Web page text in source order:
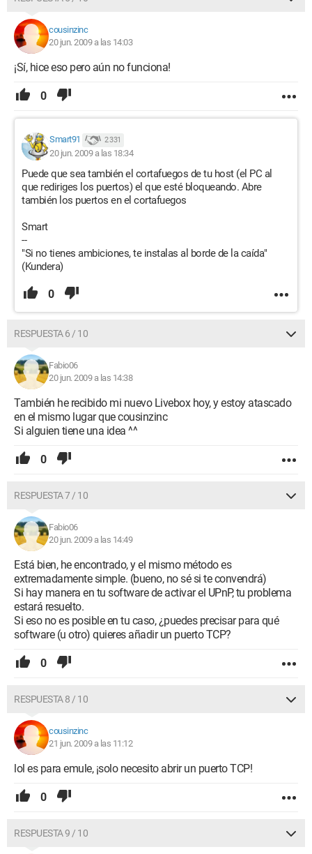
cousinzinc
20 jun. 2009 a las 14:03
¡Sí, hice eso pero aún no funciona!
0
Smart91 2 331
20 jun. 2009 a las 18:34
Puede que sea también el cortafuegos de tu host (el PC al
que rediriges los puertos) el que esté bloqueando. Abre
también los puertos en el cortafuegos
Smart
--
"Si no tienes ambiciones, te instalas al borde de la caída"
(Kundera)
0
RESPUESTA 6 / 10
Fabio06
20 jun. 2009 a las 14:38
También he recibido mi nuevo Livebox hoy, y estoy atascado
en el mismo lugar que cousinzinc
Si alguien tiene una idea ^^
0
RESPUESTA 7 / 10
Fabio06
20 jun. 2009 a las 14:49
Está bien, he encontrado, y el mismo método es
extremadamente simple. (bueno, no sé si te convendrá)
Si hay manera en tu software de activar el UPnP, tu problema
estará resuelto.
Si eso no es posible en tu caso, ¿puedes precisar para qué
software (u otro) quieres añadir un puerto TCP?
0
RESPUESTA 8 / 10
cousinzinc
21 jun. 2009 a las 11:12
lol es para emule, ¡solo necesito abrir un puerto TCP!
0
RESPUESTA 9 / 10